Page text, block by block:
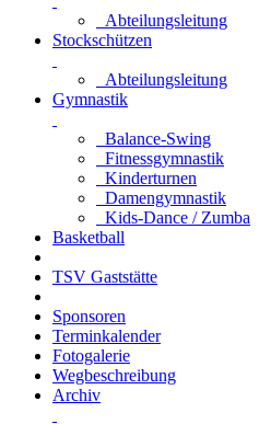
Abteilungsleitung
Stockschützen
Abteilungsleitung
Gymnastik
Balance-Swing
Fitnessgymnastik
Kinderturnen
Damengymnastik
Kids-Dance / Zumba
Basketball
TSV Gaststätte
Sponsoren
Terminkalender
Fotogalerie
Wegbeschreibung
Archiv